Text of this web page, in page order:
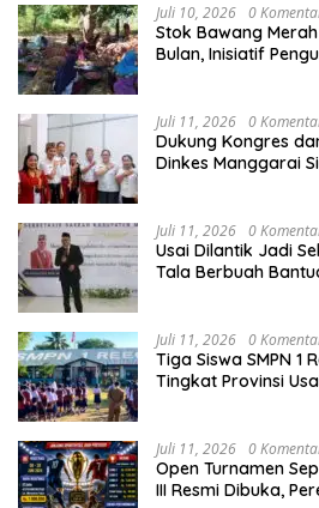
Juli 10, 2026 0
Stok Bawang
Bulan, Inisiatif
Juli 11, 2026 0
Dukung Kongres
Dinkes Manggarai
Juli 11, 2026 0
Usai Dilantik Jadi
Tala Berbuah
Juli 11, 2026 0
Tiga Siswa SMPN 1
Tingkat Provinsi
Juli 11, 2026 0
Open Turnamen
III Resmi Dibuka,